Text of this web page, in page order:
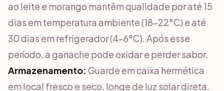
ao leite e morango mantêm qualidade por até 15
dias em temperatura ambiente (18-22°C) e até
30 dias em refrigerador (4-6°C). Após esse
período, a ganache pode oxidar e perder sabor.
Armazenamento: Guarde em caixa hermética
em local fresco e seco, longe de luz solar direta.